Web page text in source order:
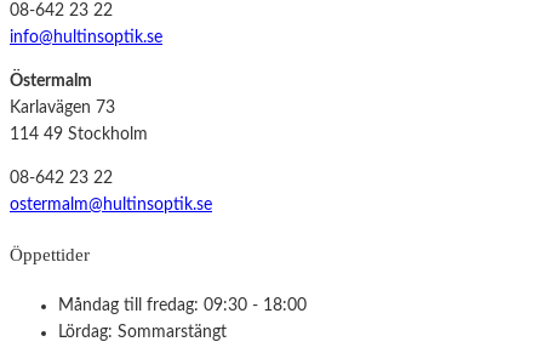
08-642 23 22
info@hultinsoptik.se
Östermalm
Karlavägen 73
114 49 Stockholm
08-642 23 22
ostermalm@hultinsoptik.se
Öppettider
Måndag till fredag: 09:30 - 18:00
Lördag: Sommarstängt